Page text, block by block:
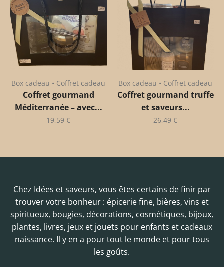
Box cadeau • Coffret cadeau
Coffret gourmand
Méditerranée – avec...
19,59 €
Box cadeau • Coffret cadeau
Coffret gourmand truffe
et saveurs...
26,49 €
Chez Idées et saveurs, vous êtes certains de finir par
trouver votre bonheur : épicerie fine, bières, vins et
spiritueux, bougies, décorations, cosmétiques, bijoux,
plantes, livres, jeux et jouets pour enfants et cadeaux
naissance. Il y en a pour tout le monde et pour tous
les goûts.